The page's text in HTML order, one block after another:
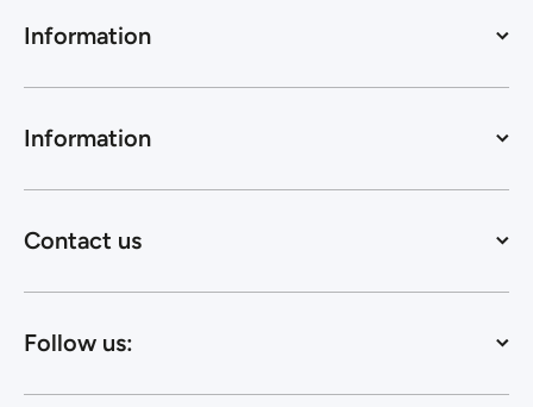
Information
Information
Contact us
Follow us: